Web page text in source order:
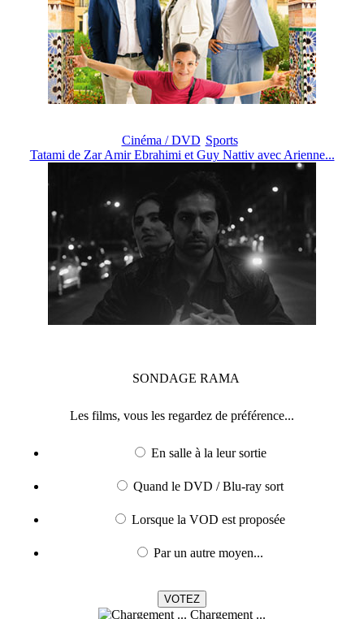
Cinéma / DVD Sports
Tatami de Zar Amir Ebrahimi et Guy Nattiv avec Arienne...
SONDAGE RAMA
Les films, vous les regardez de préférence...
En salle à la leur sortie
Quand le DVD / Blu-ray sort
Lorsque la VOD est proposée
Par un autre moyen...
Chargement ...